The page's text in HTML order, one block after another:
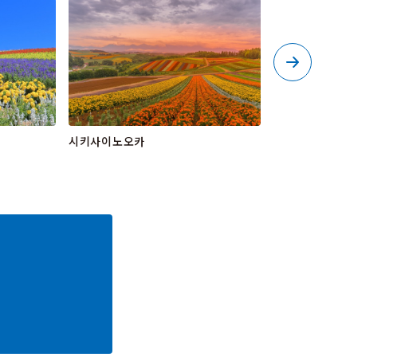
시키사이노오카